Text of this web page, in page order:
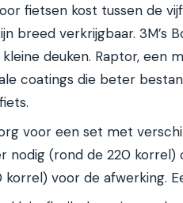
fietsen kost tussen de
breed verkrijgbaar. 3M’s
deuken. Raptor, een
coatings die beter
voor een set met
nodig (rond de 220
voor de afwerking.